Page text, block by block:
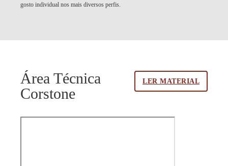
gosto individual nos mais diversos perfis.
Área Técnica
Corstone
LER MATERIAL